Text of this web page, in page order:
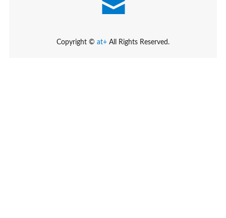
Copyright © at+ All Rights Reserved.